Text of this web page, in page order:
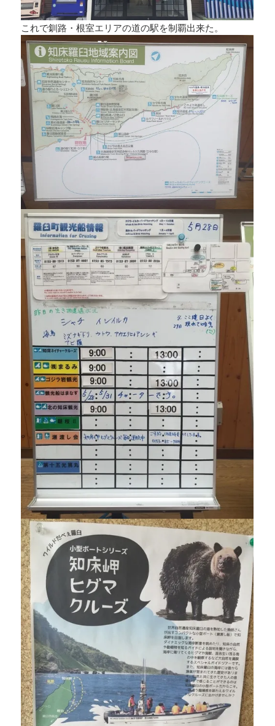
これで釧路・根室エリアの道の駅を制覇出来た。